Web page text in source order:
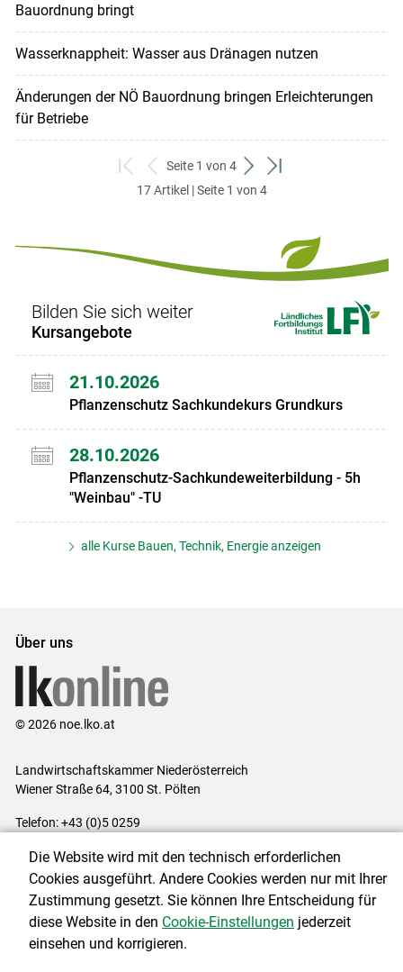
Bauordnung bringt
Wasserknappheit: Wasser aus Dränagen nutzen
Änderungen der NÖ Bauordnung bringen Erleichterungen
für Betriebe
zum
ersten
zurück
zum
Seite 1 von 4
weiter
zum
zum
17 Artikel | Seite 1 von 4
Bilden Sie sich weiter
Kursangebote
21.10.2026
Pflanzenschutz Sachkundekurs Grundkurs
28.10.2026
Pflanzenschutz-Sachkundeweiterbildung - 5h
"Weinbau" -TU
alle Kurse Bauen, Technik, Energie anzeigen
Über uns
© 2026 noe.lko.at
Landwirtschaftskammer Niederösterreich
Wiener Straße 64, 3100 St. Pölten
Telefon: +43 (0)5 0259
Impressum|Kontakt|Datenschutzerklärung|Barrierefreiheit|
Cookie-Einstellungen
Die Website wird mit den technisch erforderlichen
Cookies ausgeführt. Andere Cookies werden nur mit Ihrer
Zustimmung gesetzt. Sie können Ihre Entscheidung für
diese Website in den Cookie-Einstellungen jederzeit
einsehen und korrigieren.